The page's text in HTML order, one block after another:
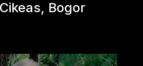
Bogor